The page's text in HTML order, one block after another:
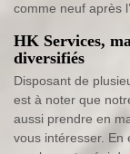
comme neuf après
HK Services,
diversifiés
Disposant de
est à noter que
aussi prendre en
vous intéresser. En